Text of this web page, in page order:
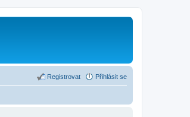
Přihlásit se
Registrovat